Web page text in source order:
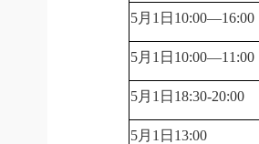
5月1日10:00—16:00
5月1日10:00—11:00
5月1日18:30-20:00
5月1日13:00